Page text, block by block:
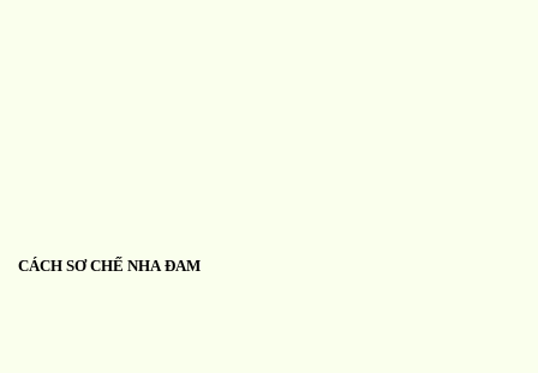
CÁCH SƠ CHẾ NHA ĐAM